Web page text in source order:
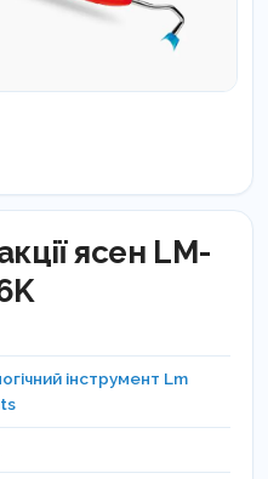
ясен LM-
інструмент Lm